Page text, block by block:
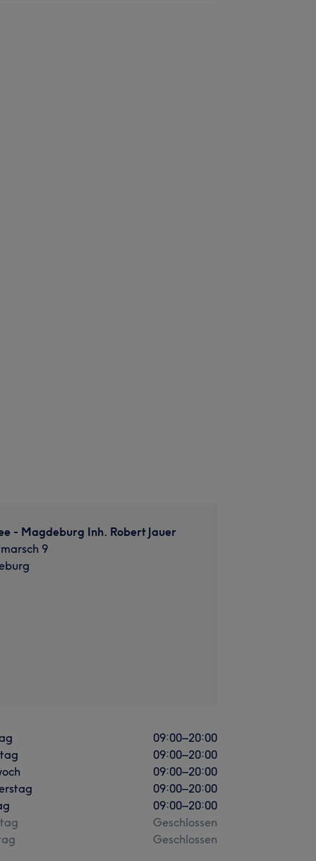
- Magdeburg Inh. Robert Jauer
9
09:00–20:00
09:00–20:00
09:00–20:00
09:00–20:00
09:00–20:00
Geschlossen
Geschlossen